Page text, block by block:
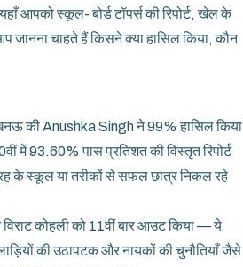
आपको स्कूल- बोर्ड टॉपर्स की रिपोर्ट, खेल के
जानना चाहते हैं किसने क्या हासिल किया, कौन
की Anushka Singh ने 99% हासिल किया
में 93.60% पास प्रतिशत की विस्तृत रिपोर्ट
के स्कूल या तरीकों से सफल छात्र निकल रहे
कोहली को 11वीं बार आउट किया — ये
की उठापटक और नायकों की चुनौतियाँ जैसे